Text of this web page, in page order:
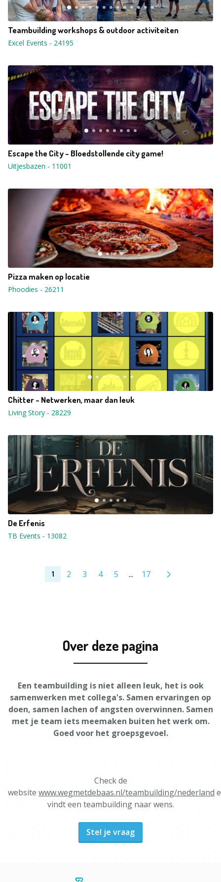
Teambuilding workshops & outdoor activiteiten
Excel Events - 24195
Escape the City - Bloedstollende city game!
Uitjesbazen - 11001
Pizza maken op locatie
Phoodies - 26211
Chitter - Netwerken, maar dan leuk
Living Story - 28229
De Erfenis
TB Events - 13082
1 2 3 4 5 ... 17
Over deze pagina
Een teambuilding is niet alleen leuk, het is ook
samenwerken met collega's. Samen ervaringen op
doen, samen lachen of angsten overwinnen. Samen
met je team iets meemaken buiten het werk om.
Goed voor het groepsgevoel.
Check de
website www.wegmetdebaas.nl/teambuilding/nederland
vindt een teambuilding naar wens.
Stel je vraag